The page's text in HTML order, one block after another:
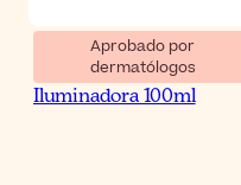
Aprobado por
dermatólogos
Mesoestetic Espuma
Iluminadora 100ml